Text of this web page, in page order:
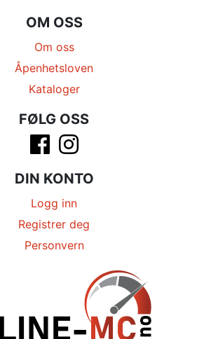
OM OSS
Om oss
Åpenhetsloven
Kataloger
FØLG OSS
DIN KONTO
Logg inn
Registrer deg
Personvern